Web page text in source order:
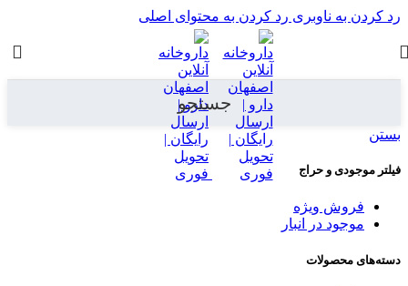
رد کردن به ناوبری رد کردن به محتوای اصلی
جستجو
بستن
فیلتر موجودی و حراج
فروش ویژه
موجود در انبار
دسته‌های محصولات